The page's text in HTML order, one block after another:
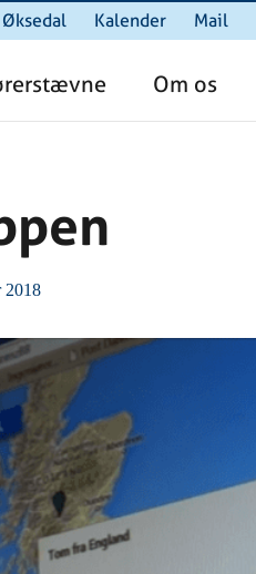
Øksedal Kalender Mail
Om os
2018